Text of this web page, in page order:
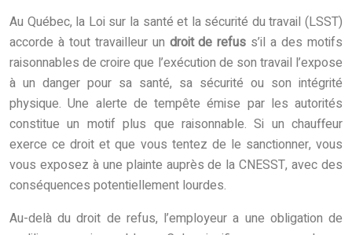
Au Québec, la Loi sur la santé et la sécurité du travail (LSST)
accorde à tout travailleur un droit de refus s’il a des motifs
raisonnables de croire que l’exécution de son travail l’expose
à un danger pour sa santé, sa sécurité ou son intégrité
physique. Une alerte de tempête émise par les autorités
constitue un motif plus que raisonnable. Si un chauffeur
exerce ce droit et que vous tentez de le sanctionner, vous
vous exposez à une plainte auprès de la CNESST, avec des
conséquences potentiellement lourdes.
Au-delà du droit de refus, l’employeur a une obligation de